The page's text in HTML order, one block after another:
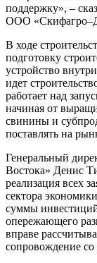
поддержку», –
ООО
В ходе
подготовку
устройство
идет
работает над
начиная от
свинины и
поставлять на
Генеральный
Востока» Денис
реализация всех
сектора
суммы
опережающего
вправе
сопровождение